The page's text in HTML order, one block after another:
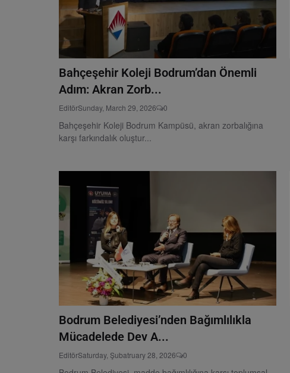
Bahçeşehir Koleji Bodrum’dan Önemli
Adım: Akran Zorb...
EditörSunday, March 29, 2026 0
Bahçeşehir Koleji Bodrum Kampüsü, akran zorbalığına
karşı farkındalık oluştur...
Bodrum Belediyesi’nden Bağımlılıkla
Mücadelede Dev A...
EditörSaturday, Şubatruary 28, 2026 0